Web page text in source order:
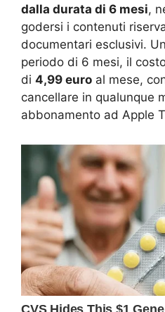
dalla durata di 6 mesi,
godersi i contenuti
documentari esclusivi.
periodo di 6 mesi, il
di 4,99 euro al mese,
cancellare in qualunque
abbonamento ad Apple